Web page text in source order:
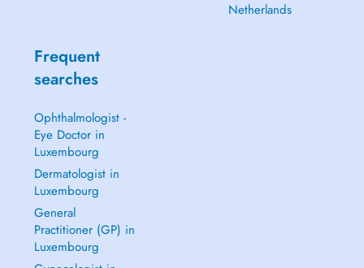
Netherlands
Frequent
searches
Ophthalmologist -
Eye Doctor in
Luxembourg
Dermatologist in
Luxembourg
General
Practitioner (GP) in
Luxembourg